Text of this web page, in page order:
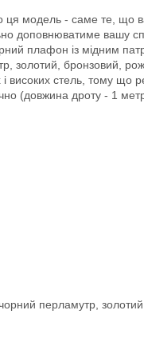
ця модель - саме те, що
доповнюватиме
плафон із мідним
золотий, бронзовий,
високих стель, тому що
(довжина дроту - 1
перламутр,